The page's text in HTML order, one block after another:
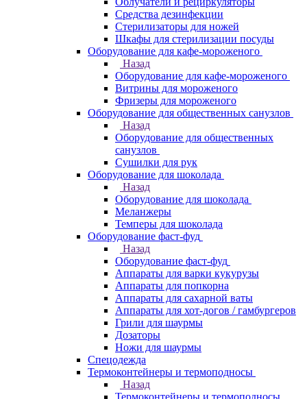
Средства дезинфекции
Стерилизаторы для ножей
Шкафы для стерилизации посуды
Оборудование для кафе-мороженого
Назад
Оборудование для кафе-мороженого
Витрины для мороженого
Фризеры для мороженого
Оборудование для общественных санузлов
Назад
Оборудование для общественных
санузлов
Сушилки для рук
Оборудование для шоколада
Назад
Оборудование для шоколада
Меланжеры
Темперы для шоколада
Оборудование фаст-фуд
Назад
Оборудование фаст-фуд
Аппараты для варки кукурузы
Аппараты для попкорна
Аппараты для сахарной ваты
Аппараты для хот-догов / гамбургеров
Грили для шаурмы
Дозаторы
Ножи для шаурмы
Спецодежда
Термоконтейнеры и термоподносы
Назад
Термоконтейнеры и термоподносы